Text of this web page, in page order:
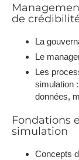
de
La
Le
Les
simulation
données,
Fondations
simulation
Concepts